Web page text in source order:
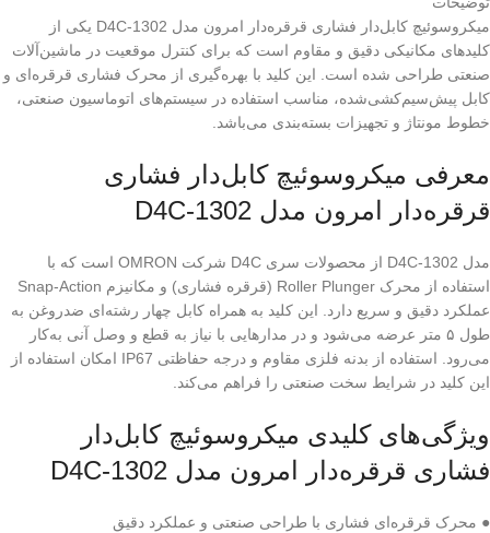
میکروسوئیچ کابل‌دار فشاری قرقره‌دار امرون مدل D4C-1302 یکی از
کلیدهای مکانیکی دقیق و مقاوم است که برای کنترل موقعیت در ماشین‌آلات
صنعتی طراحی شده است. این کلید با بهره‌گیری از محرک فشاری قرقره‌ای و
کابل پیش‌سیم‌کشی‌شده، مناسب استفاده در سیستم‌های اتوماسیون صنعتی،
خطوط مونتاژ و تجهیزات بسته‌بندی می‌باشد.
معرفی میکروسوئیچ کابل‌دار فشاری
قرقره‌دار امرون مدل D4C-1302
مدل D4C-1302 از محصولات سری D4C شرکت OMRON است که با
استفاده از محرک Roller Plunger (قرقره فشاری) و مکانیزم Snap-Action
عملکرد دقیق و سریع دارد. این کلید به همراه کابل چهار رشته‌ای ضدروغن به
طول ۵ متر عرضه می‌شود و در مدارهایی با نیاز به قطع و وصل آنی به‌کار
می‌رود. استفاده از بدنه فلزی مقاوم و درجه حفاظتی IP67 امکان استفاده از
این کلید در شرایط سخت صنعتی را فراهم می‌کند.
ویژگی‌های کلیدی میکروسوئیچ کابل‌دار
فشاری قرقره‌دار امرون مدل D4C-1302
● محرک قرقره‌ای فشاری با طراحی صنعتی و عملکرد دقیق